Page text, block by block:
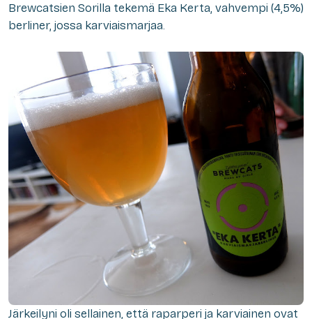
Brewcatsien Sorilla tekemä Eka Kerta, vahvempi (4,5%)
berliner, jossa karviaismarjaa.
Järkeilyni oli sellainen, että raparperi ja karviainen ovat